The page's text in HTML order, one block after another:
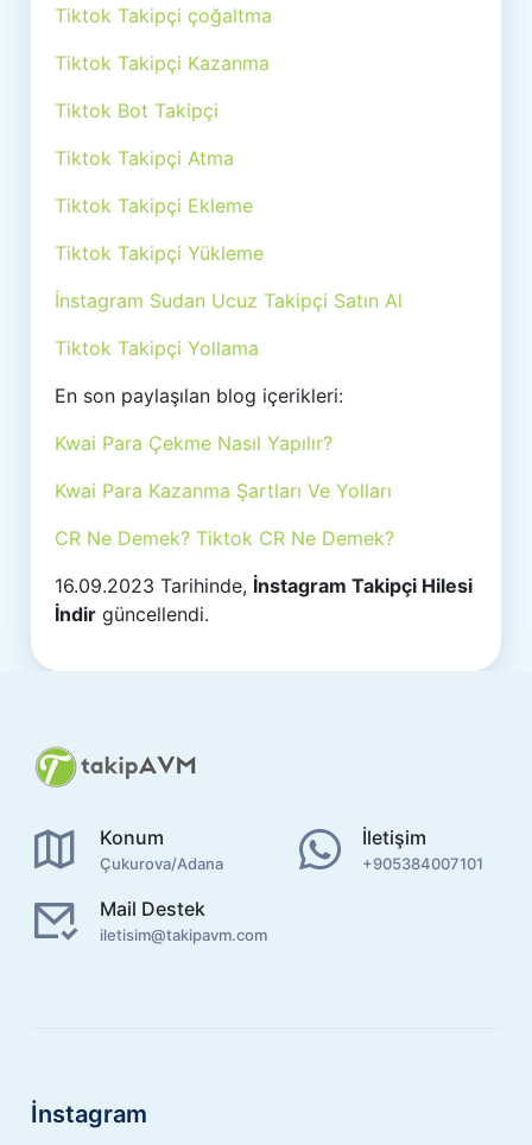
Tiktok Takipçi çoğaltma
Tiktok Takipçi Kazanma
Tiktok Bot Takipçi
Tiktok Takipçi Atma
Tiktok Takipçi Ekleme
Tiktok Takipçi Yükleme
İnstagram Sudan Ucuz Takipçi Satın Al
Tiktok Takipçi Yollama
En son paylaşılan blog içerikleri:
Kwai Para Çekme Nasıl Yapılır?
Kwai Para Kazanma Şartları Ve Yolları
CR Ne Demek? Tiktok CR Ne Demek?
16.09.2023 Tarihinde, İnstagram Takipçi Hilesi
İndir güncellendi.
Konum
Çukurova/Adana
İletişim
+905384007101
Mail Destek
iletisim@takipavm.com
İnstagram